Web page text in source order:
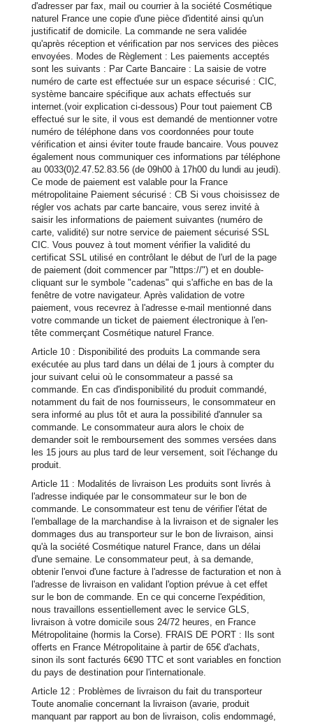
d'adresser par fax, mail ou courrier à la société Cosmétique
naturel France une copie d'une pièce d'identité ainsi qu'un
justificatif de domicile. La commande ne sera validée
qu'après réception et vérification par nos services des pièces
envoyées. Modes de Règlement : Les paiements acceptés
sont les suivants : Par Carte Bancaire : La saisie de votre
numéro de carte est effectuée sur un espace sécurisé : CIC,
système bancaire spécifique aux achats effectués sur
internet.(voir explication ci-dessous) Pour tout paiement CB
effectué sur le site, il vous est demandé de mentionner votre
numéro de téléphone dans vos coordonnées pour toute
vérification et ainsi éviter toute fraude bancaire. Vous pouvez
également nous communiquer ces informations par téléphone
au 0033(0)2.47.52.83.56 (de 09h00 à 17h00 du lundi au jeudi).
Ce mode de paiement est valable pour la France
métropolitaine Paiement sécurisé : CB Si vous choisissez de
régler vos achats par carte bancaire, vous serez invité à
saisir les informations de paiement suivantes (numéro de
carte, validité) sur notre service de paiement sécurisé SSL
CIC. Vous pouvez à tout moment vérifier la validité du
certificat SSL utilisé en contrôlant le début de l'url de la page
de paiement (doit commencer par "https://") et en double-
cliquant sur le symbole "cadenas" qui s'affiche en bas de la
fenêtre de votre navigateur. Après validation de votre
paiement, vous recevrez à l'adresse e-mail mentionné dans
votre commande un ticket de paiement électronique à l'en-
tête commerçant Cosmétique naturel France.
Article 10 : Disponibilité des produits La commande sera
exécutée au plus tard dans un délai de 1 jours à compter du
jour suivant celui où le consommateur a passé sa
commande. En cas d'indisponibilité du produit commandé,
notamment du fait de nos fournisseurs, le consommateur en
sera informé au plus tôt et aura la possibilité d'annuler sa
commande. Le consommateur aura alors le choix de
demander soit le remboursement des sommes versées dans
les 15 jours au plus tard de leur versement, soit l'échange du
produit.
Article 11 : Modalités de livraison Les produits sont livrés à
l'adresse indiquée par le consommateur sur le bon de
commande. Le consommateur est tenu de vérifier l'état de
l'emballage de la marchandise à la livraison et de signaler les
dommages dus au transporteur sur le bon de livraison, ainsi
qu'à la société Cosmétique naturel France, dans un délai
d'une semaine. Le consommateur peut, à sa demande,
obtenir l'envoi d'une facture à l'adresse de facturation et non à
l'adresse de livraison en validant l'option prévue à cet effet
sur le bon de commande. En ce qui concerne l'expédition,
nous travaillons essentiellement avec le service GLS,
livraison à votre domicile sous 24/72 heures, en France
Métropolitaine (hormis la Corse). FRAIS DE PORT : Ils sont
offerts en France Métropolitaine à partir de 65€ d'achats,
sinon ils sont facturés 6€90 TTC et sont variables en fonction
du pays de destination pour l'internationale.
Article 12 : Problèmes de livraison du fait du transporteur
Toute anomalie concernant la livraison (avarie, produit
manquant par rapport au bon de livraison, colis endommagé,